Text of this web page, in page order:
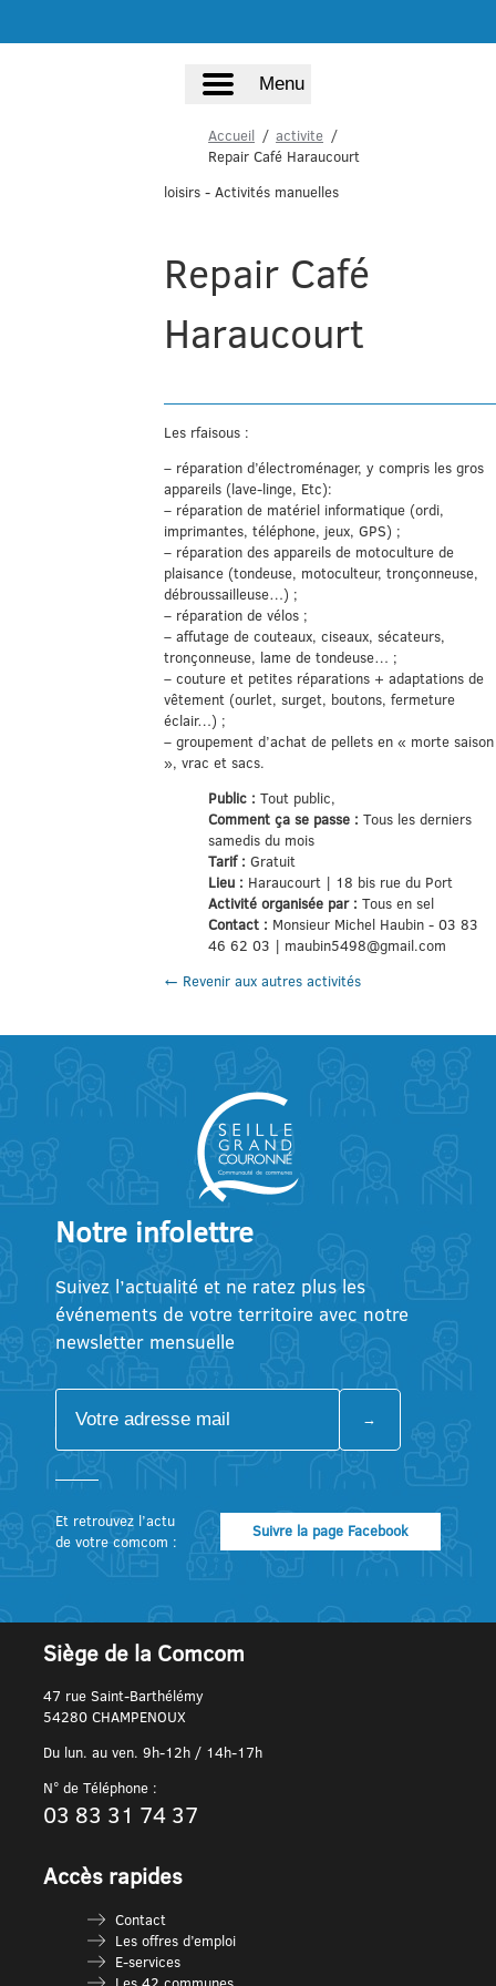
Menu
Accueil
activite
Repair Café Haraucourt
loisirs - Activités manuelles
Repair Café
Haraucourt
Les rfaisous :
– réparation d’électroménager, y compris les gros
appareils (lave-linge, Etc):
– réparation de matériel informatique (ordi,
imprimantes, téléphone, jeux, GPS) ;
– réparation des appareils de motoculture de
plaisance (tondeuse, motoculteur, tronçonneuse,
débroussailleuse…) ;
– réparation de vélos ;
– affutage de couteaux, ciseaux, sécateurs,
tronçonneuse, lame de tondeuse… ;
– couture et petites réparations + adaptations de
vêtement (ourlet, surget, boutons, fermeture
éclair…) ;
– groupement d’achat de pellets en « morte saison
», vrac et sacs.
Public :Tout public,
Comment ça se passe :Tous les derniers
samedis du mois
Tarif :Gratuit
Lieu : Haraucourt | 18 bis rue du Port
Activité organisée par :Tous en sel
Contact : Monsieur Michel Haubin - 03 83
46 62 03 | maubin5498@gmail.com
← Revenir aux autres activités
Notre infolettre
Suivez l’actualité et ne ratez plus les
événements de votre territoire avec notre
newsletter mensuelle
Et retrouvez l’actu
de votre comcom :
Suivre la page Facebook
Siège de la Comcom
47 rue Saint-Barthélémy
54280 CHAMPENOUX
Du lun. au ven. 9h-12h / 14h-17h
N° de Téléphone :
03 83 31 74 37
Accès rapides
Contact
Les offres d’emploi
E-services